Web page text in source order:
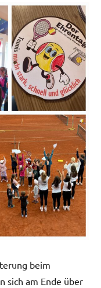
beim
sich am Ende über